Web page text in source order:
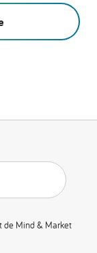
de Mind & Market